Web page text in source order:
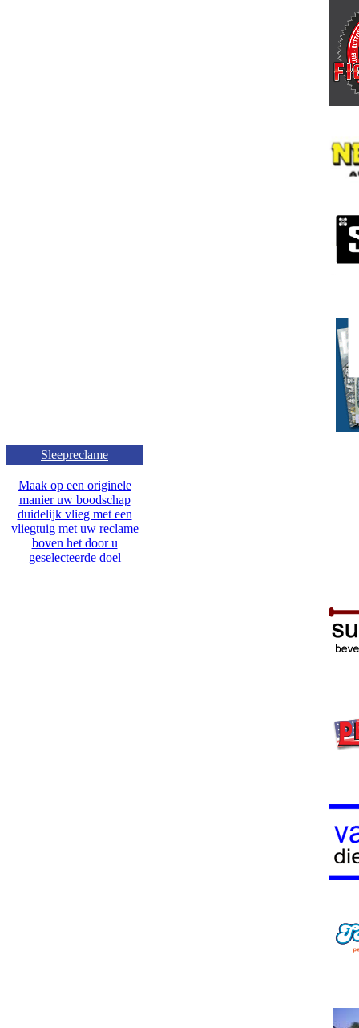
Sleepreclame
Maak op een originele
manier uw boodschap
duidelijk vlieg met een
vliegtuig met uw reclame
boven het door u
geselecteerde doel